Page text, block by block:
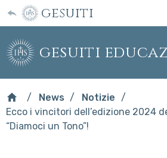
gesuiti
gesuiti
News
Notizie
Ecco i vincitori dell’edizione 2024
“Diamoci un Tono”!